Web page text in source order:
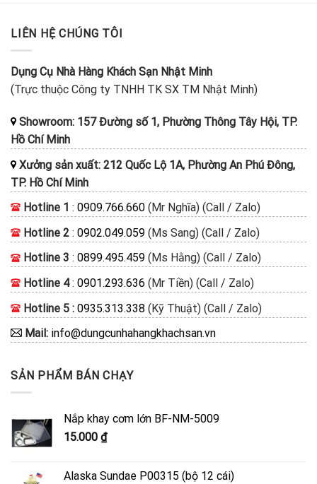
LIÊN HỆ CHÚNG TÔI
Dụng Cụ Nhà Hàng Khách Sạn Nhật Minh
(Trực thuộc Công ty TNHH TK SX TM Nhật Minh)
Showroom: 157 Đường số 1, Phường Thông Tây Hội, TP.
Hồ Chí Minh
Xưởng sản xuất: 212 Quốc Lộ 1A, Phường An Phú Đông,
TP. Hồ Chí Minh
Hotline 1 : 0909.766.660 (Mr Nghĩa) (Call / Zalo)
Hotline 2 : 0902.049.059 (Ms Sang) (Call / Zalo)
Hotline 3 : 0899.495.459 (Ms Hằng) (Call / Zalo)
Hotline 4: 0901.293.636 (Mr Tiền) (Call / Zalo)
Hotline 5 : 0935.313.338 (Kỹ Thuật) (Call / Zalo)
Mail: info@dungcunhahangkhachsan.vn
SẢN PHẨM BÁN CHẠY
Nắp khay cơm lớn BF-NM-5009
15.000 ₫
Alaska Sundae P00315 (bộ 12 cái)